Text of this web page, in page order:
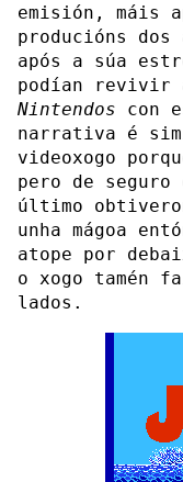
emisión, máis
producións
após a súa
podían revivir
Nintendos con
narrativa é
videoxogo
pero de seguro
último
unha mágoa
atope por
o xogo tamén
lados.